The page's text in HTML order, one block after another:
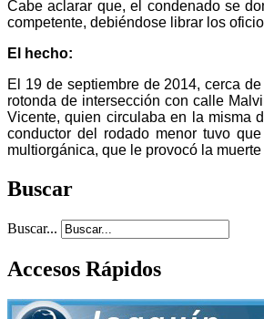
Cabe aclarar que, el condenado se
competente, debiéndose librar los
El hecho:
El 19 de septiembre de 2014, cerca
rotonda de intersección con calle
Vicente, quien circulaba en la misma
conductor del rodado menor tuvo
multiorgánica, que le provocó la
Buscar
Buscar...
Accesos Rápidos